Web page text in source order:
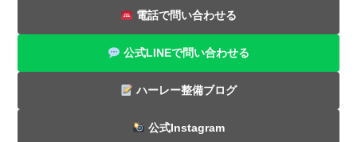
電話で問い合わせる
公式LINEで問い合わせる
ハーレー整備ブログ
公式Instagram